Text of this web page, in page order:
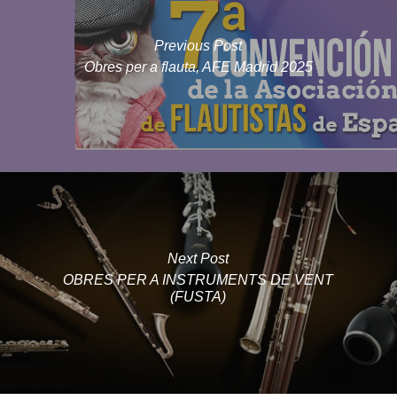
Previous Post
Obres per a flauta, AFE Madrid 2025
Next Post
OBRES PER A INSTRUMENTS DE VENT
(FUSTA)